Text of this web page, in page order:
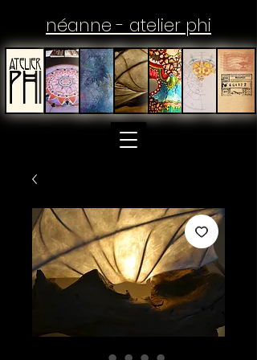
néanne - atelier phi